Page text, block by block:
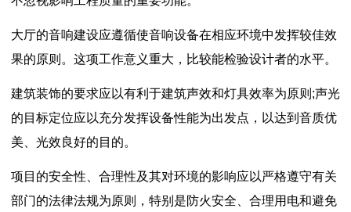
大厅的音响建设应遵循使音响设备在相应环境中发挥较佳效
果的原则。这项工作意义重大，比较能检验设计者的水平。
建筑装饰的要求应以有利于建筑声效和灯具效率为原则;声光
的目标定位应以充分发挥设备性能为出发点，以达到音质优
美、光效良好的目的。
项目的安全性、合理性及其对环境的影响应以严格遵守有关
部门的法律法规为原则，特别是防火安全、合理用电和避免